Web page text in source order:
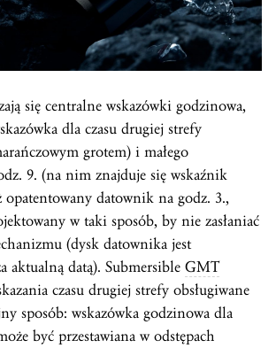
się centralne wskazówki godzinowa,
dla czasu drugiej strefy
grotem) i małego
9. (na nim znajduje się wskaźnik
datownik na godz. 3.,
w taki sposób, by nie zasłaniać
(dysk datownika jest
aktualną datą). Submersible GMT
czasu drugiej strefy obsługiwane
sposób: wskazówka godzinowa dla
być przestawiana w odstępach